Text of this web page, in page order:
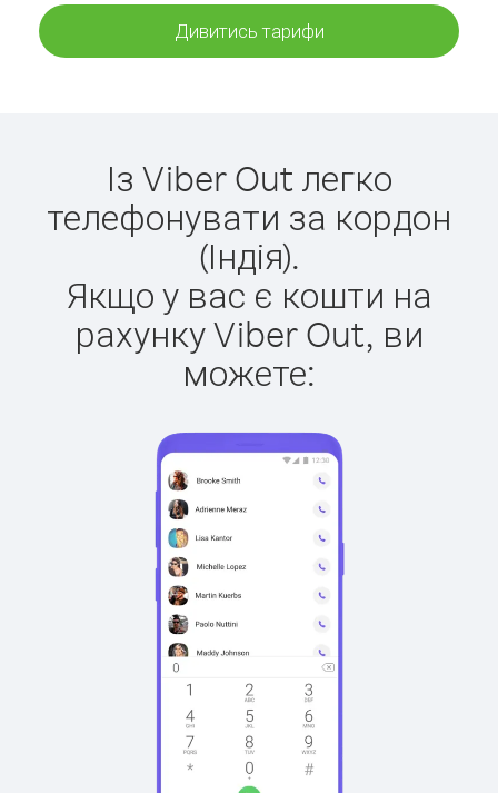
Дивитись тарифи
Із Viber Out легко
телефонувати за кордон
(Індія).
Якщо у вас є кошти на
рахунку Viber Out, ви
можете: